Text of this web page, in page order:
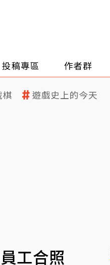
投稿專區 作者群
棋 遊戲史上的今天
工合照